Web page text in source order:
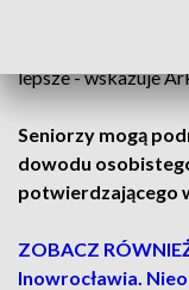
lepsze - wskazuje
Seniorzy mogą
dowodu
potwierdzającego
ZOBACZ
Inowrocławia.